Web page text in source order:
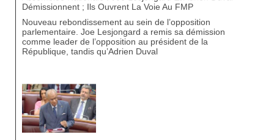
Démissionnent ; Ils Ouvrent La Voie Au FMP
Nouveau rebondissement au sein de l’opposition
parlementaire. Joe Lesjongard a remis sa démission
comme leader de l’opposition au président de la
République, tandis qu’Adrien Duval